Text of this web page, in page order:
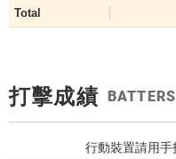
Total
打擊成績 BATTERS